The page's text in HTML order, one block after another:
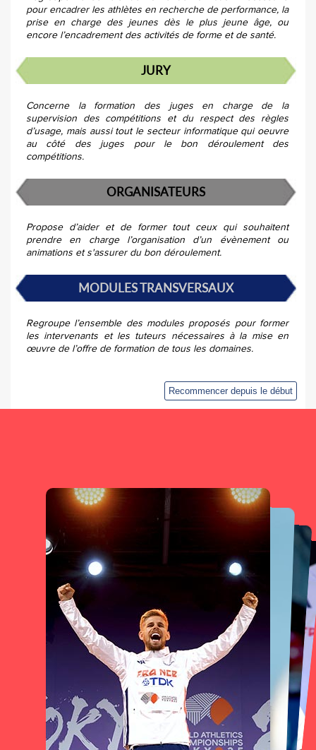
pour encadrer les athlètes en recherche de performance, la
prise en charge des jeunes dès le plus jeune âge, ou
encore l’encadrement des activités de forme et de santé.
JURY
Concerne la formation des juges en charge de la
supervision des compétitions et du respect des règles
d’usage, mais aussi tout le secteur informatique qui oeuvre
au côté des juges pour le bon déroulement des
compétitions.
ORGANISATEURS
Propose d’aider et de former tout ceux qui souhaitent
prendre en charge l’organisation d’un évènement ou
animations et s'assurer du bon déroulement.
MODULES TRANSVERSAUX
Regroupe l’ensemble des modules proposés pour former
les intervenants et les tuteurs nécessaires à la mise en
œuvre de l’offre de formation de tous les domaines.